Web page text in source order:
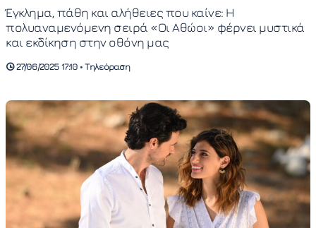
Έγκλημα, πάθη και αλήθειες που καίνε: Η
πολυαναμενόμενη σειρά «Οι Αθώοι» φέρνει μυστικά
και εκδίκηση στην οθόνη μας
27/06/2025 17:10 • Τηλεόραση